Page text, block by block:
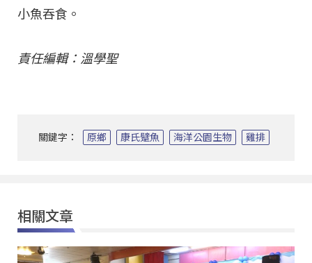
小魚吞食。
責任編輯：溫學聖
關鍵字： 原鄉 康氏躄魚 海洋公園生物 雞排
相關文章